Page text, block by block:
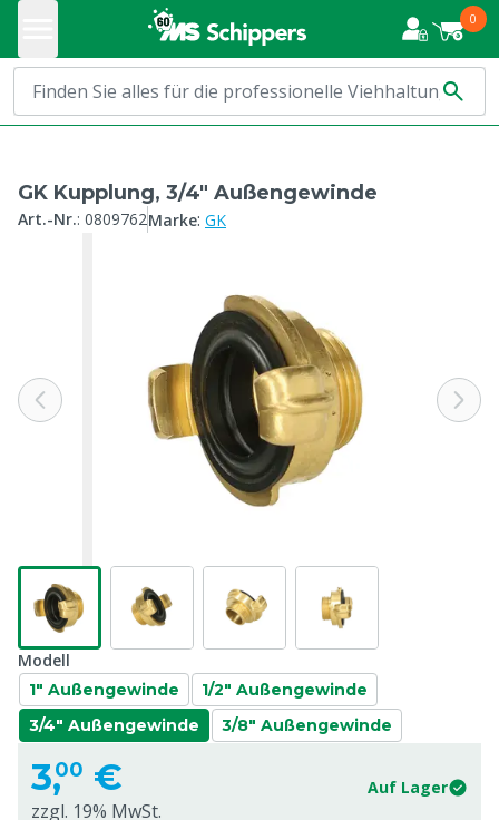
0
GK Kupplung, 3/4" Außengewinde
Art.-Nr.: 0809762Marke: GK
Modell
1" Außengewinde
1/2" Außengewinde
3/4" Außengewinde
3/8" Außengewinde
3,00 € Auf Lager
zzgl. 19% MwSt.